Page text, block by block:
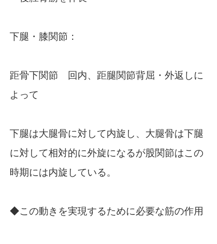
下腿・膝関節：
距骨下関節 回内、距腿関節背屈・外返しに
よって
下腿は大腿骨に対して内旋し、大腿骨は下腿
に対して相対的に外旋になるが股関節はこの
時期には内旋している。
◆この動きを実現するために必要な筋の作用